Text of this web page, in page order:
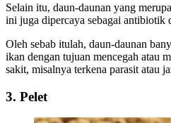
Selain itu, daun-daunan yang
ini juga dipercaya sebagai antibiotik
Oleh sebab itulah, daun-daunan
ikan dengan tujuan mencegah atau
sakit, misalnya terkena parasit atau
3. Pelet